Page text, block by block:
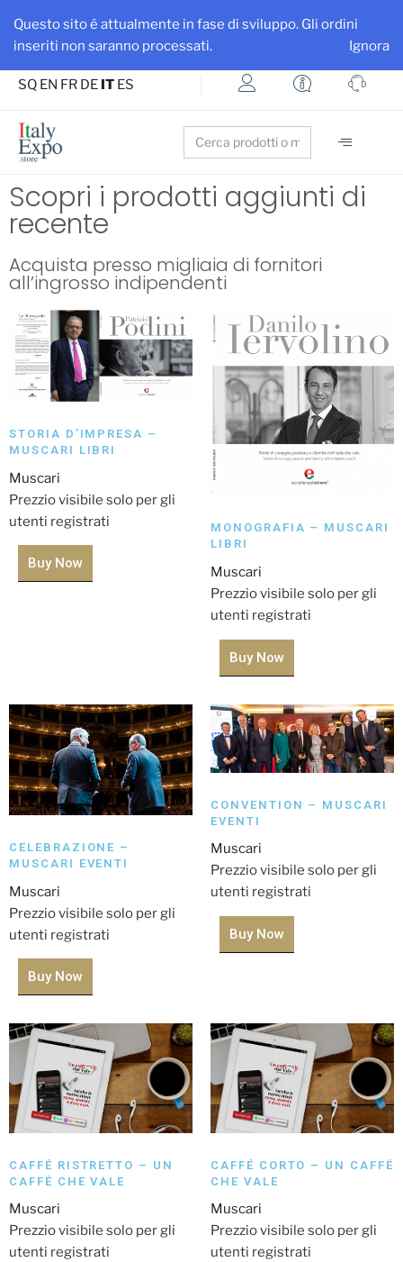
Questo sito é attualmente in fase di sviluppo. Gli ordini
inseriti non saranno processati.
Ignora
Ottieni maggiore visibilità per la tua azienda e i tuoi prodotti
Iscriviti su ItalyExpo
SQ EN FR DE IT ES
Search
for:
Scopri i prodotti aggiunti di
recente
Acquista presso migliaia di fornitori
all’ingrosso indipendenti
STORIA D’IMPRESA –
MUSCARI LIBRI
Muscari
Prezzio visibile solo per gli
utenti registrati
Buy Now
MONOGRAFIA – MUSCARI
LIBRI
Muscari
Prezzio visibile solo per gli
utenti registrati
Buy Now
CELEBRAZIONE –
MUSCARI EVENTI
Muscari
Prezzio visibile solo per gli
utenti registrati
Buy Now
CONVENTION – MUSCARI
EVENTI
Muscari
Prezzio visibile solo per gli
utenti registrati
Buy Now
CAFFÉ RISTRETTO – UN
CAFFÉ CHE VALE
Muscari
Prezzio visibile solo per gli
utenti registrati
CAFFÉ CORTO – UN CAFFÉ
CHE VALE
Muscari
Prezzio visibile solo per gli
utenti registrati